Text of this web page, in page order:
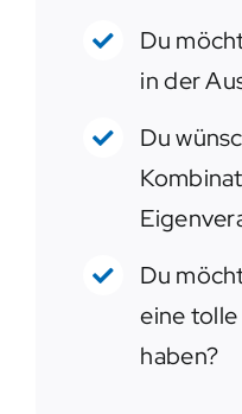
Du
in der
Du
Du
eine
haben?